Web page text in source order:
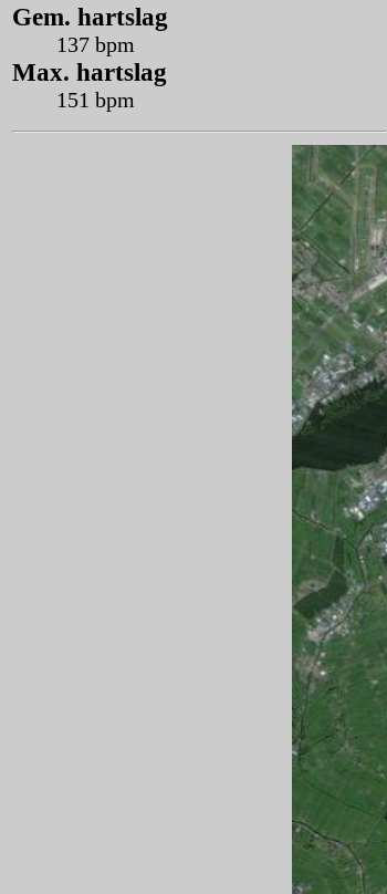
Gem. hartslag
137 bpm
Max. hartslag
151 bpm